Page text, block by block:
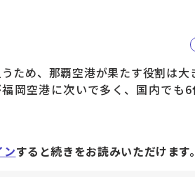
ため、那覇空港が果たす役割は大
岡空港に次いで多く、国内でも
ンすると続きをお読みいただけます。